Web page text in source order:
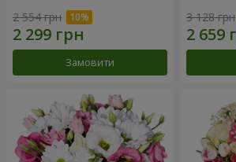
2 554 грн
Замовити
3 128 грн